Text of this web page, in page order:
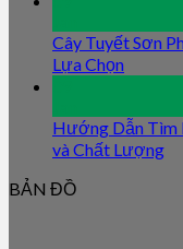
Cây Tuyết Sơn
Lựa Chọn
Hướng Dẫn Tìm
và Chất Lượng
BẢN ĐỒ